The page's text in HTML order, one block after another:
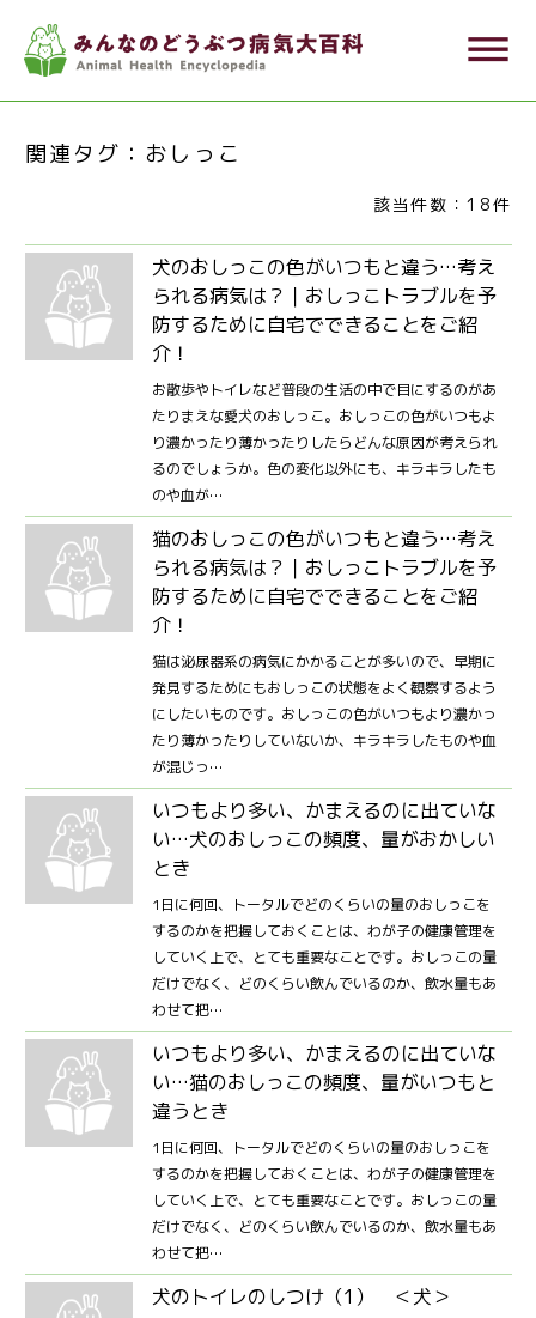
dehaze
関連タグ：おしっこ
該当件数：18件
犬のおしっこの色がいつもと違う…考え
られる病気は？｜おしっこトラブルを予
防するために自宅でできることをご紹
介！
お散歩やトイレなど普段の生活の中で目にするのがあ
たりまえな愛犬のおしっこ。おしっこの色がいつもよ
り濃かったり薄かったりしたらどんな原因が考えられ
るのでしょうか。色の変化以外にも、キラキラしたも
のや血が…
猫のおしっこの色がいつもと違う…考え
られる病気は？｜おしっこトラブルを予
防するために自宅でできることをご紹
介！
猫は泌尿器系の病気にかかることが多いので、早期に
発見するためにもおしっこの状態をよく観察するよう
にしたいものです。おしっこの色がいつもより濃かっ
たり薄かったりしていないか、キラキラしたものや血
が混じっ…
いつもより多い、かまえるのに出ていな
い…犬のおしっこの頻度、量がおかしい
とき
1日に何回、トータルでどのくらいの量のおしっこを
するのかを把握しておくことは、わが子の健康管理を
していく上で、とても重要なことです。おしっこの量
だけでなく、どのくらい飲んでいるのか、飲水量もあ
わせて把…
いつもより多い、かまえるのに出ていな
い…猫のおしっこの頻度、量がいつもと
違うとき
1日に何回、トータルでどのくらいの量のおしっこを
するのかを把握しておくことは、わが子の健康管理を
していく上で、とても重要なことです。おしっこの量
だけでなく、どのくらい飲んでいるのか、飲水量もあ
わせて把…
犬のトイレのしつけ（1） ＜犬＞